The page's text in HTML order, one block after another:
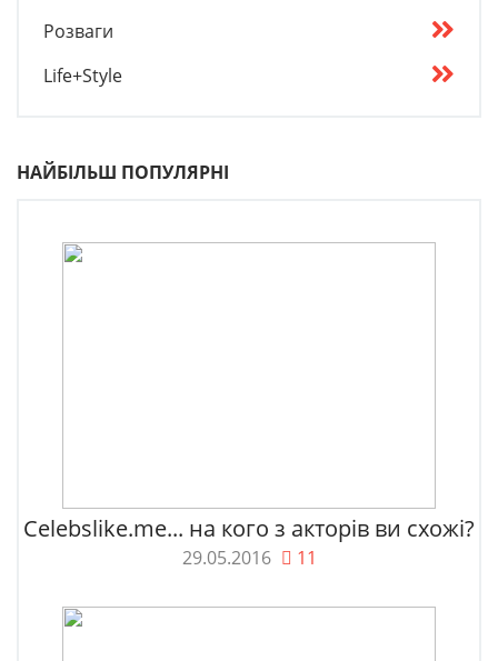
Розваги
Life+Style
НАЙБІЛЬШ ПОПУЛЯРНІ
Celebslike.me... на кого з акторів ви схожі?
29.05.2016 11